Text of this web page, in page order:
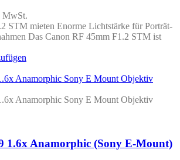
MwSt.
STM mieten Enorme Lichtstärke für Porträt-
Das Canon RF 45mm F1.2 STM ist
1.6x Anamorphic (Sony E-Mount)